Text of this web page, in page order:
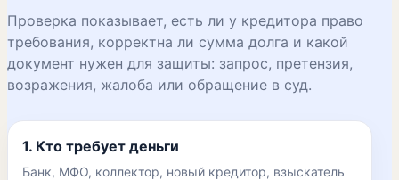
Проверка показывает, есть ли у кредитора право
требования, корректна ли сумма долга и какой
документ нужен для защиты: запрос, претензия,
возражения, жалоба или обращение в суд.
1. Кто требует деньги
Банк, МФО, коллектор, новый кредитор, взыскатель